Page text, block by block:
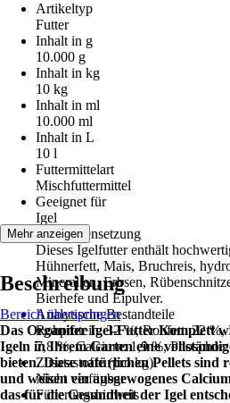
Artikeltyp
Futter
Inhalt in g
10.000 g
Inhalt in kg
10 kg
Inhalt in ml
10.000 ml
Inhalt in L
10 l
Futtermittelart
Mischfuttermittel
Geeignet für
Igel
Zusammensetzung
Dieses Igelfutter enthält
Hühnerfett, Mais, Bruchreis,
Mineralien, Erbsen,
Bierhefe und Eipulver.
Analytische Bestandteile
Rohprotein: 32 %, Rohfett: 22 %,
7,8 %, Calcium: 1,9 %,
Zusatzstoffe (pro kg)
Nicht verfügbar
Fütterungshinweis
Mehr anzeigen
Beschreibung
Bereich überspringen
Das Organifer Igel-Futter Komplett
Igeln in Ihrem Garten eine
bieten. Diese natürlichen Pellets sind
und weisen ein ausgewogenes
das für die Gesundheit der Igel